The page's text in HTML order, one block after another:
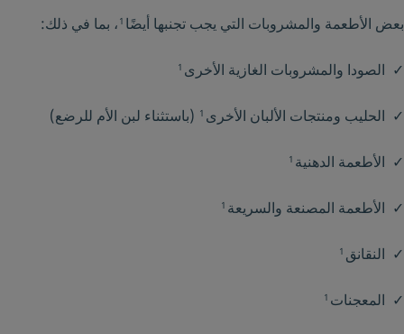
بعض الأطعمة والمشروبات التي يجب تجنبها أيضًا 1 ، بما في ذلك:
✓ الصودا والمشروبات الغازية الأخرى 1
✓ الحليب ومنتجات الألبان الأخرى 1 (باستثناء لبن الأم للرضع)
✓ الأطعمة الدهنية 1
✓ الأطعمة المصنعة والسريعة 1
✓ النقانق 1
✓ المعجنات 1